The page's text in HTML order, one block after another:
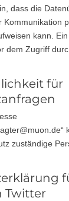
dass die
Kommunikation
kann.
dem Zugriff
für
zuständige
Twitter